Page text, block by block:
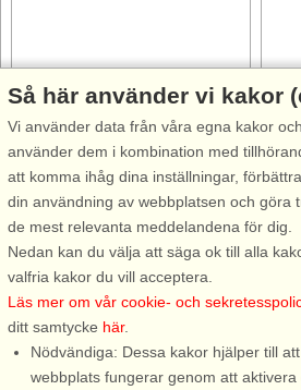
Stugnr: 57717
Skurup
8 personer, 118 m²
1,3 km till sjö/hav:.
Välkommen till den här lilla
idylliska gård, perfekt för det
större sällskapet som söker en
avskild plats med underbar
utsikt! Här erbjuds ett
välplanerat boende med hela
åtta bäddar fördelade på tre
4
1,5
det
Så här använder vi kakor
Vi använder data från våra egna kakor
använder dem i kombination med
att komma ihåg dina inställningar,
din användning av webbplatsen och göra
de mest relevanta meddelandena för dig.
Nedan kan du välja att säga ok till alla
valfria kakor du vill acceptera.
Läs mer om vår cookie- och
ditt samtycke här.
Nödvändiga: Dessa kakor hjälper till
webbplats fungerar genom att